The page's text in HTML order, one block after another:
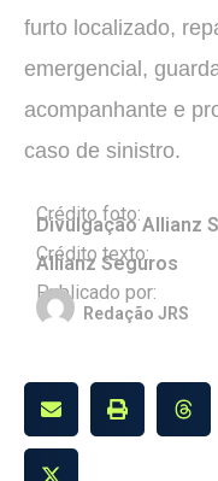
furto localizado,
emergencial,
acompanhante e
caso de sinistro.
Crédito foto:
Divulgação Allianz
Crédito texto:
Allianz Seguros
Publicado por:
Redação JRS